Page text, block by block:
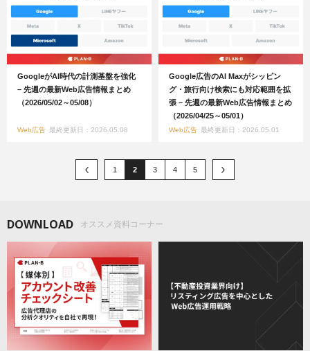
GoogleがAI時代の計測基盤を強化
– 先週の最新Web広告情報まとめ
（2026/05/02～05/08）
Web広告 最終更新日：2026.05.08
Google広告のAI Maxがシッピン
グ・旅行向け検索にも対応範囲を拡
張 – 先週の最新Web広告情報まとめ
（2026/04/25～05/01）
Web広告 最終更新日：2026.05.01
1 2 3 4 5
DOWNLOAD オススメ資料コーナー